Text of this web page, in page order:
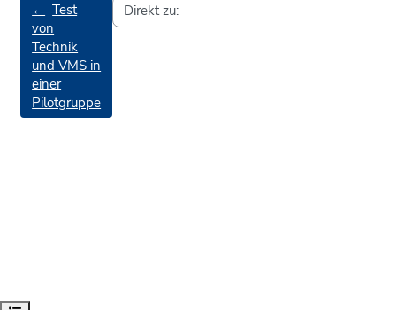
← Test
von
Technik
und VMS in
einer
Pilotgruppe